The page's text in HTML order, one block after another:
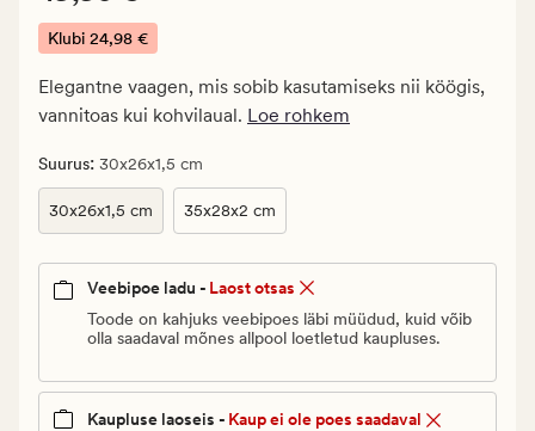
49,95
€.
24,98
€
Klubi 24,98 €
Elegantne vaagen, mis sobib kasutamiseks nii köögis,
vannitoas kui kohvilaual. Loe rohkem
Suurus: 30x26x1,5 cm
30x26x1,5 cm 35x28x2 cm
Veebipoe ladu - Laost otsas
Toode on kahjuks veebipoes läbi müüdud, kuid võib
olla saadaval mõnes allpool loetletud kaupluses.
Kaupluse laoseis - Kaup ei ole poes saadaval